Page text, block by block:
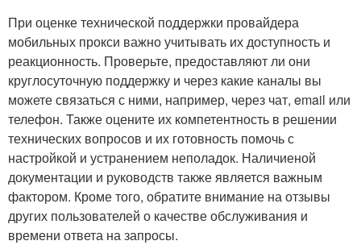
При оценке технической поддержки провайдера
мобильных прокси важно учитывать их доступность и
реакционность. Проверьте, предоставляют ли они
круглосуточную поддержку и через какие каналы вы
можете связаться с ними, например, через чат, email или
телефон. Также оцените их компетентность в решении
технических вопросов и их готовность помочь с
настройкой и устранением неполадок. Наличиеной
документации и руководств также является важным
фактором. Кроме того, обратите внимание на отзывы
других пользователей о качестве обслуживания и
времени ответа на запросы.